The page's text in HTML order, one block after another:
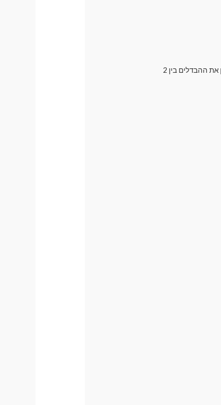
בדרך כלל אנו ממליצים לרכישה על וילונות מגנטיים עם פתח למראה , אך רבים עדיין רוצים להבין את ההבדלים בין 2